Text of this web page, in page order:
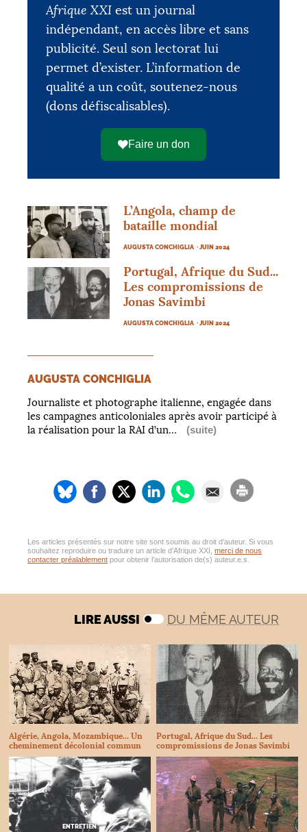
Afrique XXIest un journal
indépendant, en accès libre et sans
publicité. Seul son lectorat lui
permet d’exister. L’information de
qualité a un coût, soutenez-nous
(dons défiscalisables).
Faire un don
L’Angola, champ de
bataille mondial
AUGUSTA CONCHIGLIA · JUIN 2024
Portugal, Afrique du Sud...
Les compromissions de
Jonas Savimbi
AUGUSTA CONCHIGLIA · JUIN 2024
AUGUSTA CONCHIGLIA
Journaliste et photographe italienne, engagée dans
les campagnes anticoloniales après avoir participé à
la réalisation pour la RAI d’un…
(suite)
Les articles présentés sur notre site sont soumis au droit d’auteur. Si vous
souhaitez reproduire ou traduire un article d’Afrique XXI, merci de nous
contacter préalablement pour obtenir l’autorisation de(s) auteur.e.s.
LIRE AUSSI DU MÊME AUTEUR
Algérie, Angola, Mozambique... Un
cheminement décolonial commun
Portugal, Afrique du Sud... Les
compromissions de Jonas Savimbi
ENTRETIEN
COLLECTÉS
12 205 €
OBJECTIF
20 000 €
PALIER 1 PALIER 2
FAIRE UN DON